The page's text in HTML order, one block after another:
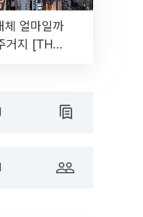
체 얼마일까
거지 [THE